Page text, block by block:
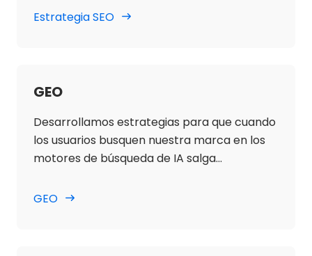
tráfico orgánico, la visibilidad en buscadores
Estrategia SEO
GEO
Desarrollamos estrategias para que cuando
los usuarios busquen nuestra marca en los
motores de búsqueda de IA salga
web.
GEO